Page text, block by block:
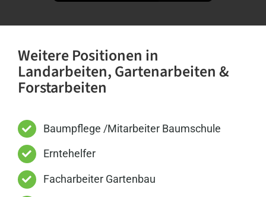
Weitere Positionen in
Landarbeiten, Gartenarbeiten &
Forstarbeiten
Baumpflege /Mitarbeiter Baumschule
Erntehelfer
Facharbeiter Gartenbau